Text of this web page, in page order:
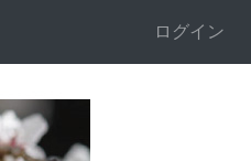
ログイン